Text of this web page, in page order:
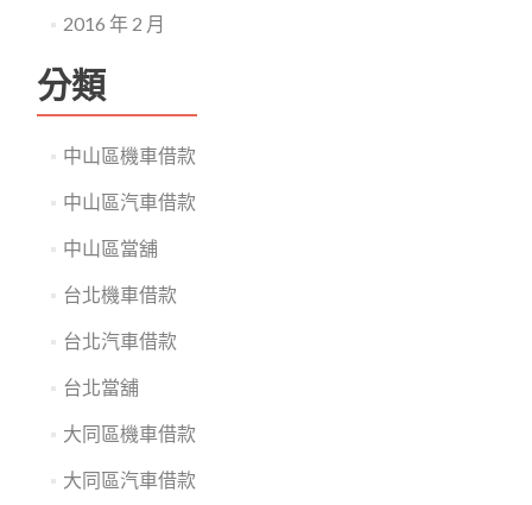
2016 年 2 月
分類
中山區機車借款
中山區汽車借款
中山區當舖
台北機車借款
台北汽車借款
台北當舖
大同區機車借款
大同區汽車借款